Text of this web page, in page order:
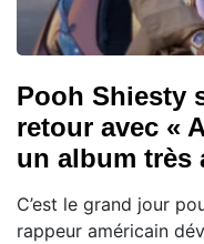
Pooh Shiesty
retour avec «
un album très
C’est le grand jour
rappeur américain